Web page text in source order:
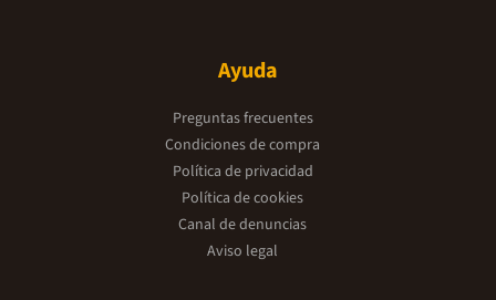
Ayuda
Preguntas frecuentes
Condiciones de compra
Política de privacidad
Política de cookies
Canal de denuncias
Aviso legal